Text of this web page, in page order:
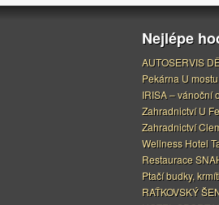
Nejlépe
AUTOSERVIS
Pekárna U mostu
IRISA – vánoční
Zahradnictví U
Zahradnictví
Wellness Hotel
Restaurace
Ptačí budky,
RAŤKOVSKÝ